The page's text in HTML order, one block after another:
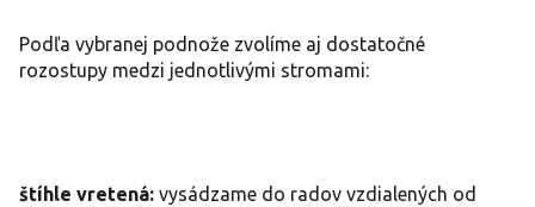
Podľa vybranej podnože zvolíme aj dostatočné
rozostupy medzi jednotlivými stromami:
štíhle vretená: vysádzame do radov vzdialených od